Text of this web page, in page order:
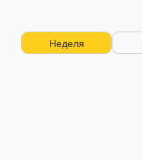
Неделя